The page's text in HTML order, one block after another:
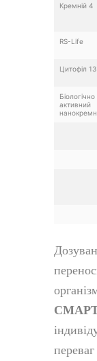
Кремній 4
RS-Life
Цитофіл 13
Біологічно
активний